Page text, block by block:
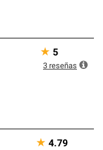
★ 5
3 reseñas
★ 4.79